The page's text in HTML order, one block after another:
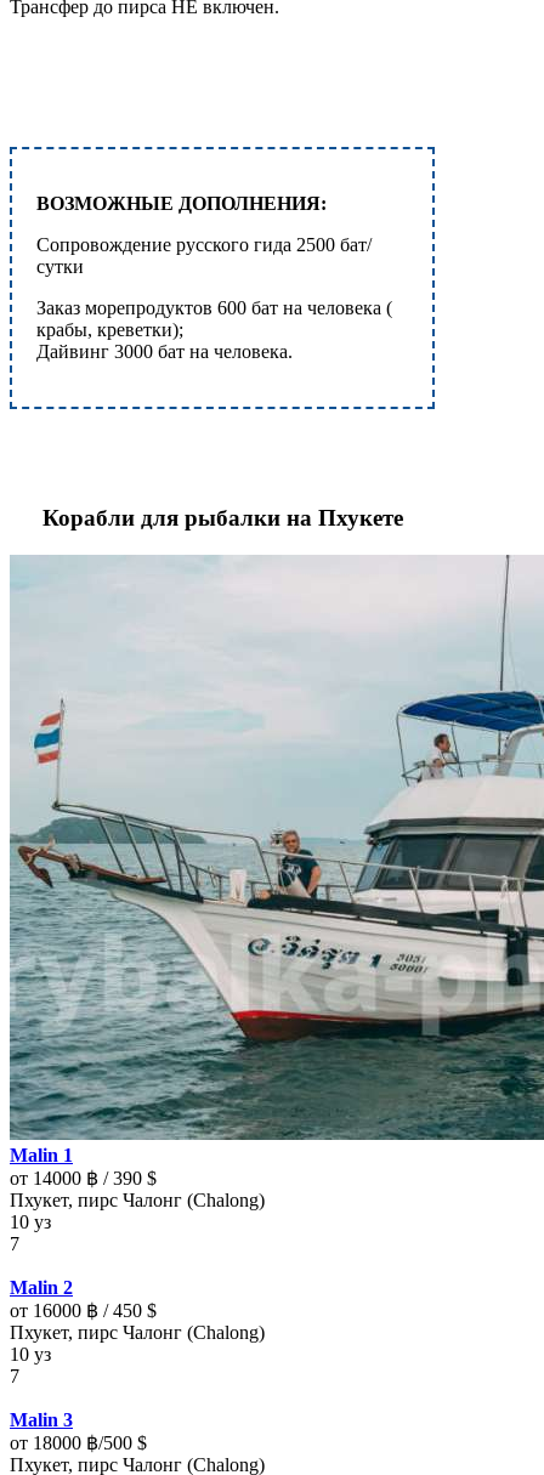
Трансфер до пирса НЕ включен.
ВОЗМОЖНЫЕ ДОПОЛНЕНИЯ:
Сопровождение русского гида 2500 бат/
сутки
Заказ морепродуктов 600 бат на человека (
крабы, креветки);
Дайвинг 3000 бат на человека.
Корабли для рыбалки на Пхукете
Malin 1
от 14000 ฿ / 390 $
Пхукет, пирс Чалонг (Chalong)
10 уз
7
Malin 2
от 16000 ฿ / 450 $
Пхукет, пирс Чалонг (Chalong)
10 уз
7
Malin 3
от 18000 ฿/500 $
Пхукет, пирс Чалонг (Chalong)